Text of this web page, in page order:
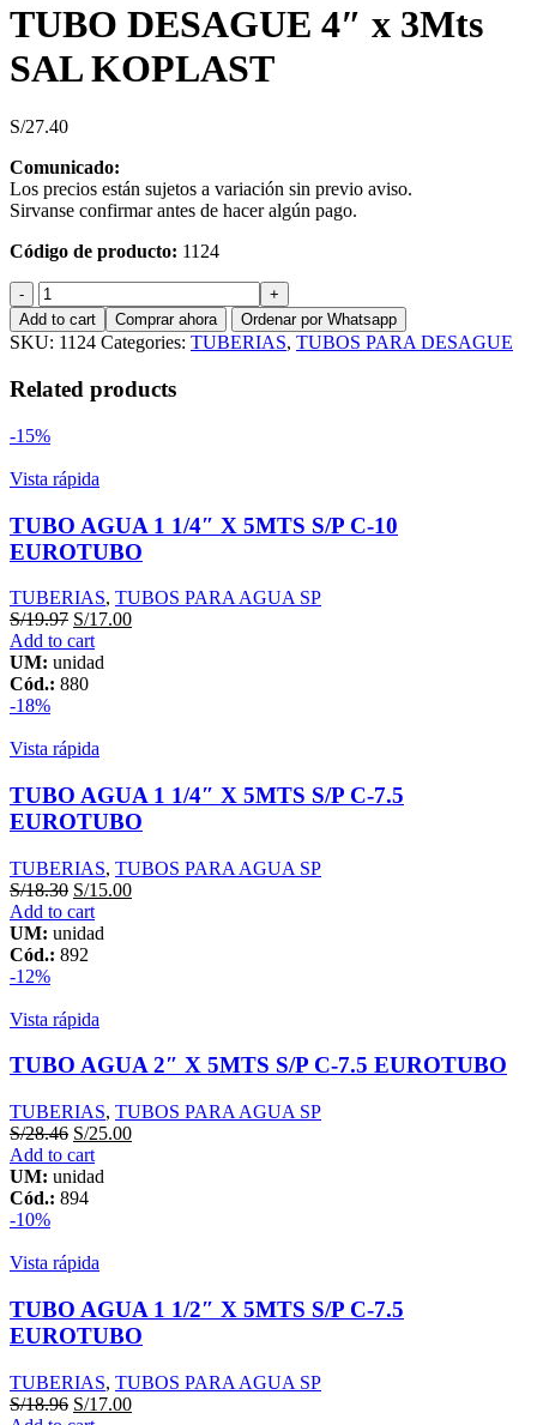
TUBO DESAGUE 4″ x 3Mts
SAL KOPLAST
S/27.40
Comunicado:
Los precios están sujetos a variación sin previo aviso.
Sirvanse confirmar antes de hacer algún pago.
Código de producto: 1124
TUBO
DESAGUE
4"
x
3Mts
SAL
quantity
Add to cart Comprar ahora Ordenar por Whatsapp
SKU: 1124 Categories: TUBERIAS, TUBOS PARA DESAGUE
Related products
-15%
Vista rápida
TUBO AGUA 1 1/4″ X 5MTS S/P C-10
EUROTUBO
TUBERIAS, TUBOS PARA AGUA SP
S/19.97 S/17.00
Add to cart
UM: unidad
Cód.: 880
-18%
Vista rápida
TUBO AGUA 1 1/4″ X 5MTS S/P C-7.5
EUROTUBO
TUBERIAS, TUBOS PARA AGUA SP
S/18.30 S/15.00
Add to cart
UM: unidad
Cód.: 892
-12%
Vista rápida
TUBO AGUA 2″ X 5MTS S/P C-7.5 EUROTUBO
TUBERIAS, TUBOS PARA AGUA SP
S/28.46 S/25.00
Add to cart
UM: unidad
Cód.: 894
-10%
Vista rápida
TUBO AGUA 1 1/2″ X 5MTS S/P C-7.5
EUROTUBO
TUBERIAS, TUBOS PARA AGUA SP
S/18.96 S/17.00